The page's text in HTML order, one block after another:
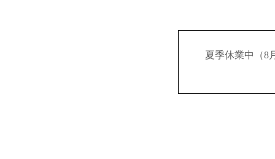
夏季休業中（8